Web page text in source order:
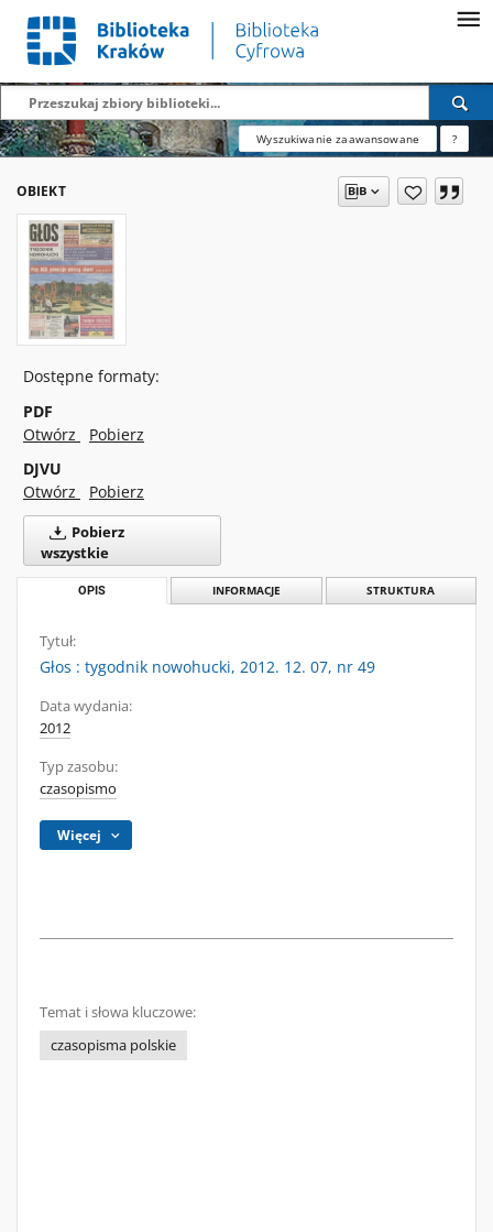
Wyszukiwanie zaawansowane ?
OBIEKT
Dostępne formaty:
PDF
Otwórz
Pobierz
DJVU
Otwórz
Pobierz
Pobierz
wszystkie
OPIS INFORMACJE STRUKTURA
Tytuł:
Głos : tygodnik nowohucki, 2012. 12. 07, nr 49
Data wydania:
2012
Typ zasobu:
czasopismo
Więcej
Temat i słowa kluczowe:
czasopisma polskie